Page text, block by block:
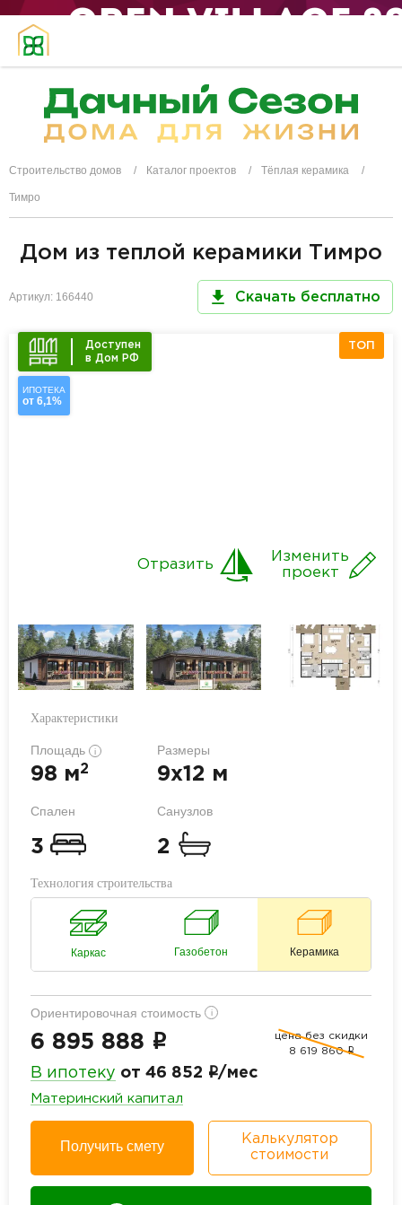
Строительство домов Каталог проектов Тёплая керамика
Тимро
Дом из теплой керамики Тимро
Артикул: 166440 Скачать бесплатно
Доступен
в Дом РФ
ИПОТЕКА
от 6,1%
ТОП
Изменить
проект
Отразить
Характеристики
Площадь i
98 м2
Размеры
9x12 м
Спален
3
Санузлов
2
Технология строительства
Каркас Газобетон Керамика
Ориентировочная стоимость i
6 895 888 i
цена без скидки
8 619 860 i
В ипотеку от 46 852 i/мес
Материнский капитал
Получить смету
Калькулятор
стоимости